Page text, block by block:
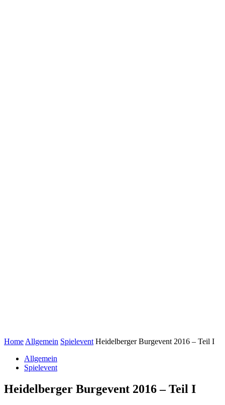
Home Allgemein Spielevent Heidelberger Burgevent 2016 – Teil I
Allgemein
Spielevent
Heidelberger Burgevent 2016 – Teil I